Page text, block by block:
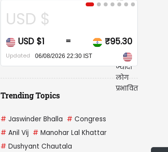
USD $
USD $1 = ₹95.30
Updated 06/08/2026 22:30 IST
Trending Topics
# Jaswinder Bhalla # Congress
# Anil Vij # Manohar Lal Khattar
# Dushyant Chautala